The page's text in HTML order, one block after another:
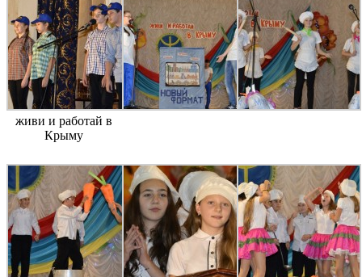
живи и работай в
Крыму